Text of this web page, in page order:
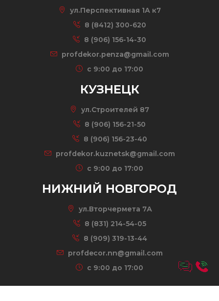
ул.Перспективная 1А к7
8 (8412) 300-620
8 (906) 156-14-30
profdekor.penza@gmail.com
c 9:00 до 17:00
КУЗНЕЦК
ул.Строителей 87
8 (906) 156-21-50
8 (906) 156-23-40
profdekor.kuznetsk@gmail.com
c 9:00 до 17:00
НИЖНИЙ НОВГОРОД
ул.Вторчермета 7А
8 (831) 214-54-05
8 (909) 319-13-44
profdecor.nn@gmail.com
c 9:00 до 17:00